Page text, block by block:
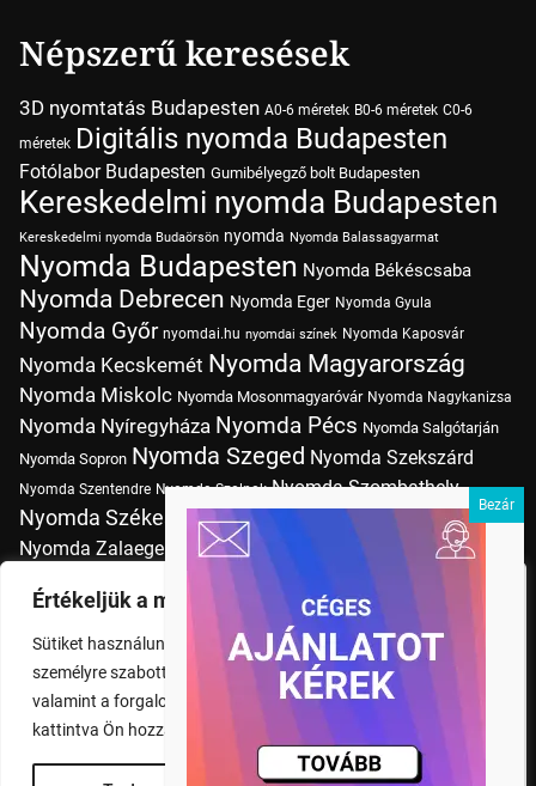
Értékeljük a magánéletét
Sütiket használunk a böngészési élmény fokozására,
személyre szabott hirdetések vagy tartalmak megjelenítésére,
valamint a forgalom elemzésére. A "Mindent elfogad" gombra
kattintva Ön hozzájárul a cookie-k használatához.
Népszerű keresések
3D nyomtatás Budapesten A0-6 méretek B0-6 méretek C0-6
méretek Digitális nyomda Budapesten
Fotólabor Budapesten Gumibélyegző bolt Budapesten
Kereskedelmi nyomda Budapesten
Kereskedelmi nyomda Budaörsön nyomda Nyomda Balassagyarmat
Nyomda Budapesten Nyomda Békéscsaba
Nyomda Debrecen Nyomda Eger Nyomda Gyula
Nyomda Győr nyomdai.hu nyomdai színek Nyomda Kaposvár
Nyomda Kecskemét Nyomda Magyarország
Nyomda Miskolc Nyomda Mosonmagyaróvár Nyomda Nagykanizsa
Nyomda Nyíregyháza Nyomda Pécs Nyomda Salgótarján
Nyomda Sopron Nyomda Szeged Nyomda Szekszárd
Nyomda Szentendre Nyomda Szolnok Nyomda Szombathely
Nyomda Székesfehérvár Nyomda Tatabánya Nyomda Vác
Nyomda Zalaegerszeg Nyomda Érd nyomtatás
Nyomtatás Budapesten
Pólónyomtatás Budapesten Szitanyomda Budapesten
Tudásbázis